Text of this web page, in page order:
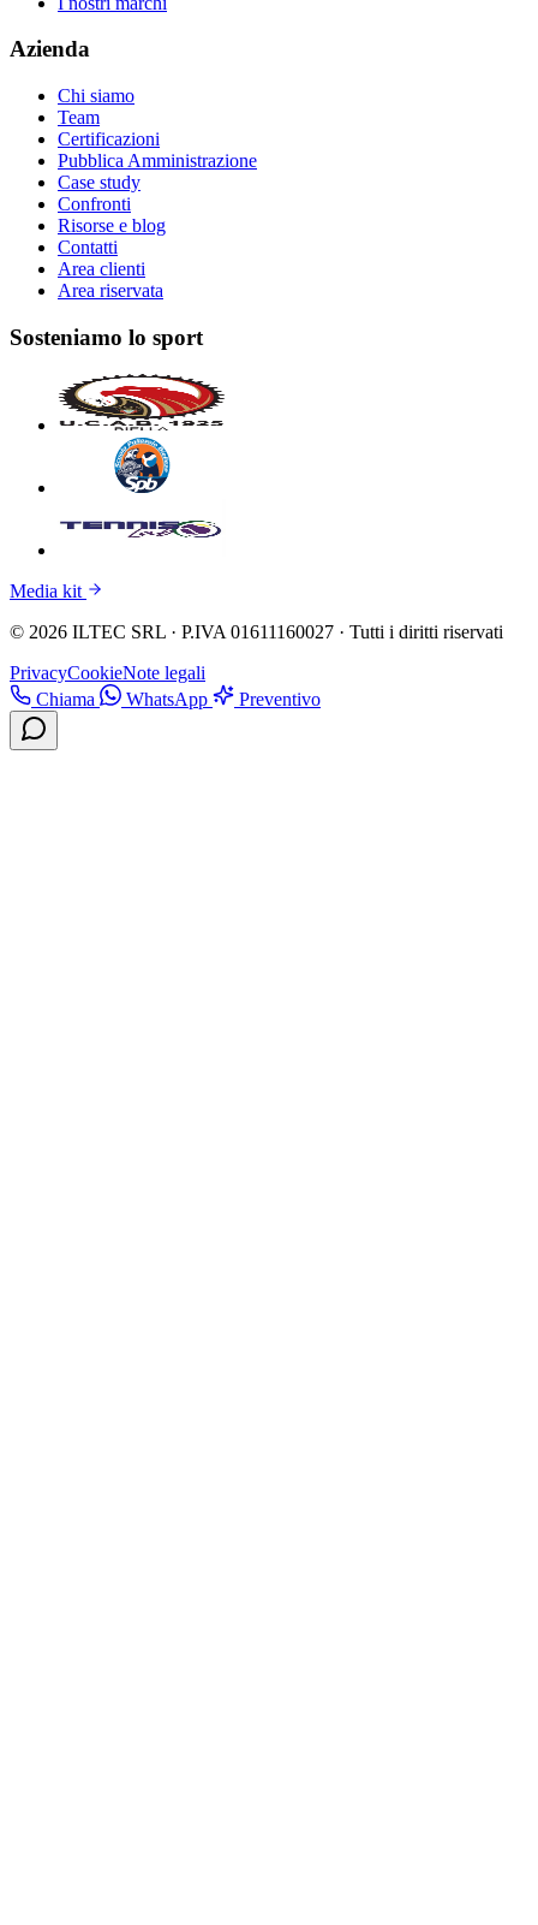
Azienda
Chi siamo
Team
Certificazioni
Pubblica Amministrazione
Case study
Confronti
Risorse e blog
Contatti
Area clienti
Area riservata
Sosteniamo lo sport
Media kit
© 2026 ILTEC SRL · P.IVA 01611160027 · Tutti i diritti riservati
PrivacyCookieNote legali
Chiama
WhatsApp Preventivo